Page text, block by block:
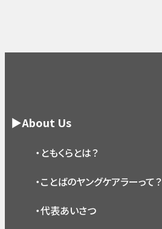
▶About Us
・ともくらとは？
・ことばのヤングケアラーって？
・代表あいさつ